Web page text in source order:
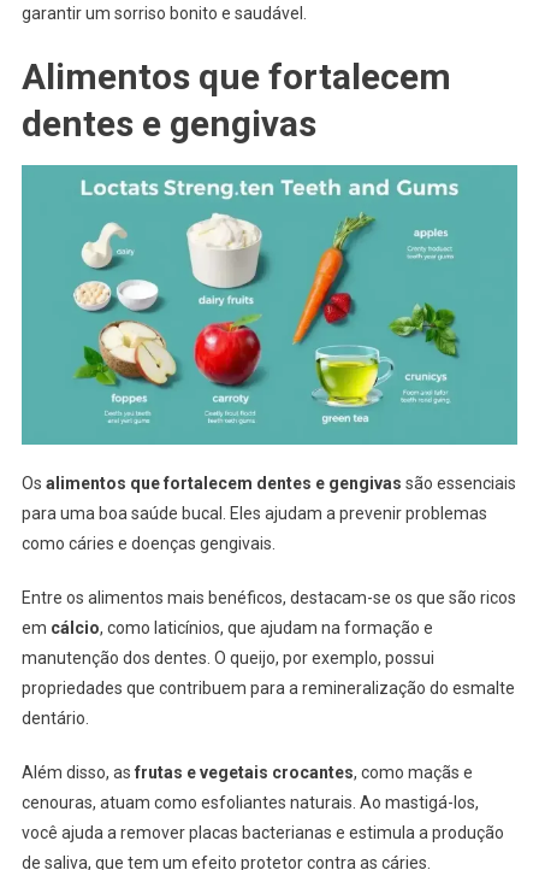
garantir um sorriso bonito e saudável.
Alimentos que fortalecem
dentes e gengivas
Os alimentos que fortalecem dentes e gengivas são essenciais
para uma boa saúde bucal. Eles ajudam a prevenir problemas
como cáries e doenças gengivais.
Entre os alimentos mais benéficos, destacam-se os que são ricos
em cálcio, como laticínios, que ajudam na formação e
manutenção dos dentes. O queijo, por exemplo, possui
propriedades que contribuem para a remineralização do esmalte
dentário.
Além disso, as frutas e vegetais crocantes, como maçãs e
cenouras, atuam como esfoliantes naturais. Ao mastigá-los,
você ajuda a remover placas bacterianas e estimula a produção
de saliva, que tem um efeito protetor contra as cáries.